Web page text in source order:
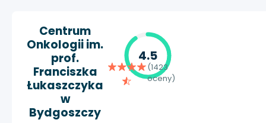
Centrum
Onkologii im.
prof.
Franciszka
Łukaszczyka
w
Bydgoszczy
4.5
(1423
oceny)